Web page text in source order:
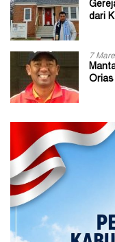
dari
7
Orias